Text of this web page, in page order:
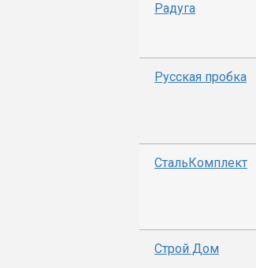
Радуга
Русская пробка
СтальКомплект
Строй Дом